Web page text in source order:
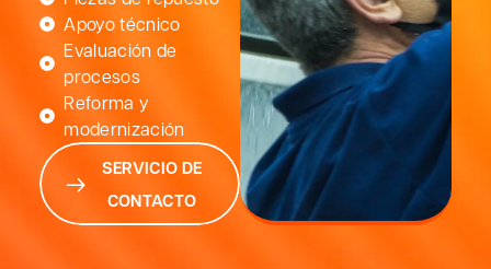
Apoyo técnico
Evaluación de
procesos
Reforma y
modernización
SERVICIO DE
CONTACTO